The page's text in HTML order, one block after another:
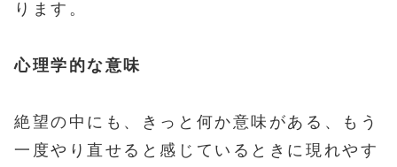
ります。
心理学的な意味
絶望の中にも、きっと何か意味がある、もう
一度やり直せると感じているときに現れやす